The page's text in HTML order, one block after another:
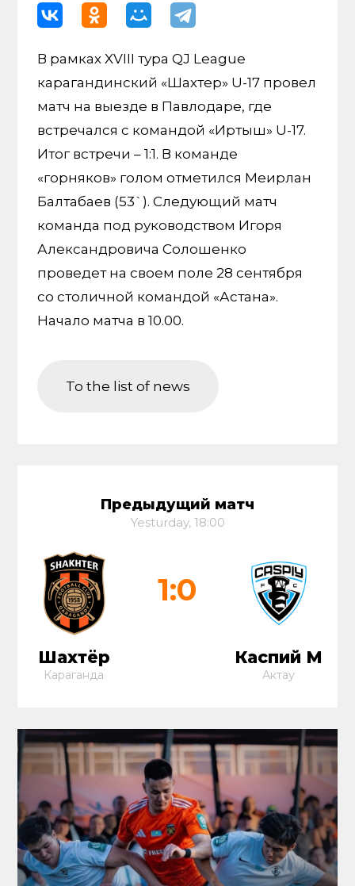
В рамках XVIII тура QJ League
карагандинский «Шахтер» U-17 провел
матч на выезде в Павлодаре, где
встречался с командой «Иртыш» U-17.
Итог встречи – 1:1. В команде
«горняков» голом отметился Меирлан
Балтабаев (53`). Следующий матч
команда под руководством Игоря
Александровича Солошенко
проведет на своем поле 28 сентября
со столичной командой «Астана».
Начало матча в 10.00.
To the list of news
Предыдущий матч
Yesturday, 18:00
Шахтёр
Караганда
1:0
Каспий М
Актау